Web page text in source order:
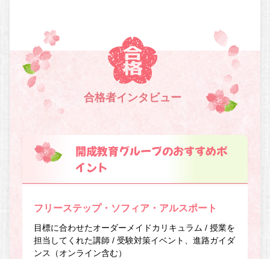
合格者インタビュー
開成教育グループのおすすめポ
イント
フリーステップ・ソフィア・アルスポート
目標に合わせたオーダーメイドカリキュラム / 授業を
担当してくれた講師 / 受験対策イベント、進路ガイダ
ンス（オンライン含む）